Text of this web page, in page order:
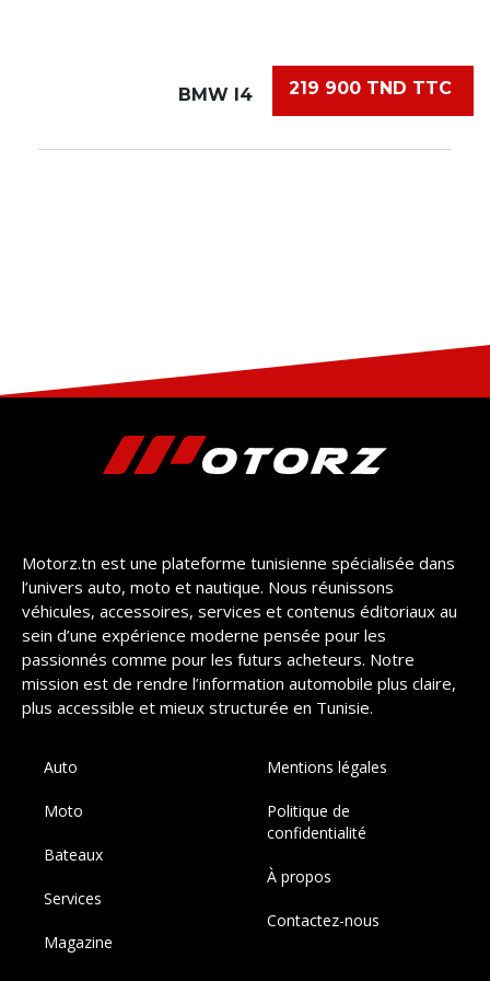
219 900 TND TTC
BMW I4
Motorz.tn est une plateforme tunisienne spécialisée dans
l’univers auto, moto et nautique. Nous réunissons
véhicules, accessoires, services et contenus éditoriaux au
sein d’une expérience moderne pensée pour les
passionnés comme pour les futurs acheteurs. Notre
mission est de rendre l’information automobile plus claire,
plus accessible et mieux structurée en Tunisie.
Auto
Moto
Bateaux
Services
Magazine
Mentions légales
Politique de
confidentialité
À propos
Contactez-nous